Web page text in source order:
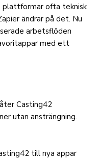
plattformar ofta teknisk
ändrar på det. Nu
arbetsflöden
med ett
Casting42
utan ansträngning.
till nya appar